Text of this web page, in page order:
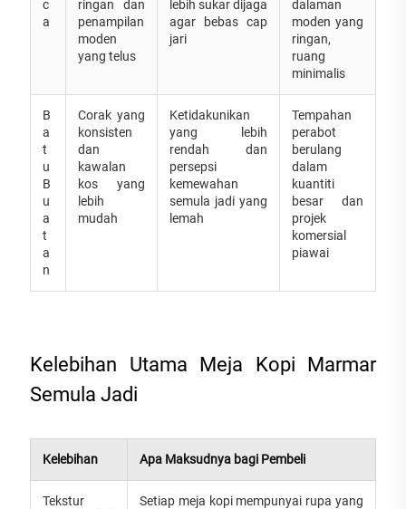
c
a
ringan dan
penampilan
moden
yang telus
lebih sukar dijaga
agar bebas cap
jari
dalaman
moden yang
ringan,
ruang
minimalis
B
a
t
u
B
u
a
t
a
n
Corak yang
konsisten
dan
kawalan
kos yang
lebih
mudah
Ketidakunikan
yang lebih
rendah dan
persepsi
kemewahan
semula jadi yang
lemah
Tempahan
perabot
berulang
dalam
kuantiti
besar dan
projek
komersial
piawai
Kelebihan Utama Meja Kopi Marmar
Semula Jadi
Kelebihan Apa Maksudnya bagi Pembeli
Tekstur
Setiap meja kopi mempunyai rupa yang